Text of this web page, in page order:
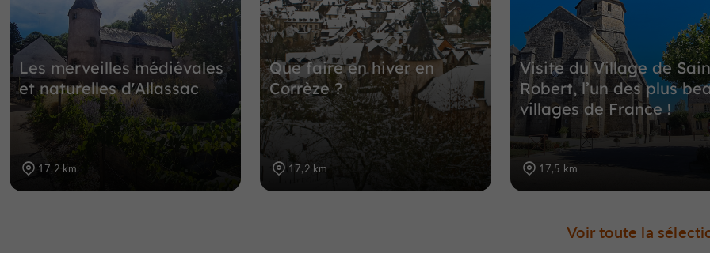
Les merveilles médiévales
et naturelles d'Allassac
17,2 km
Que faire en hiver en
Corrèze ?
17,2 km
Visite du Village de
Robert, l’un des plus
villages de France !
17,5 km
Voir toute la